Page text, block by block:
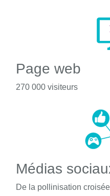
Page web
270 000 visiteurs
Médias
De la pollinisation